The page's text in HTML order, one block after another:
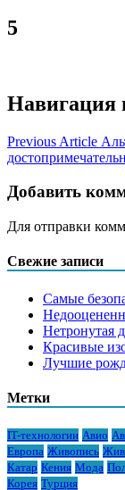
5
Навигация
Previous Article
Добавить
Для отправки
Свежие записи
Самые
Нетронутая
Красивые
Лучшие
Метки
IT-технологии Авио
Европа Живопись
Катар Кения Мода
Корея Турция